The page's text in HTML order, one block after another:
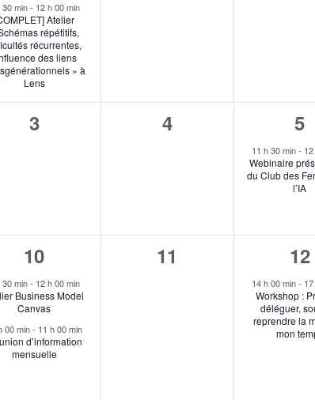
évènement,
30 min- 12 h 00 min
Atelier
répétitifs,
récurrentes,
des liens
» à
Lens
0
3
0
évènement,
4
1
5
11 h 30 min-
Webinaire
du Club des
l’IA
2
évènements,
10
30 min- 12 h 00 min
Business Model
Canvas
00 min- 11 h 00 min
d’information
mensuelle
0
évènement,
11
1
12
14 h 00 min-
Workshop :
déléguer,
reprendre la
mon